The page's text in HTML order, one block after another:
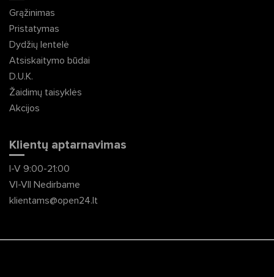
Grąžinimas
Pristatymas
Dydžių lentelė
Atsiskaitymo būdai
D.U.K.
Žaidimų taisyklės
Akcijos
Klientų aptarnavimas
I-V 9:00-21:00
VI-VII Nedirbame
klientams@open24.lt